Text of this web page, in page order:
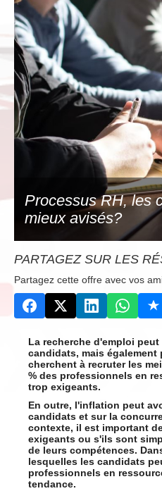
Processus RH, les
mieux avisés?
PARTAGEZ SUR LES
Partagez cette offre avec vos
La recherche d'emploi
candidats, mais
cherchent à recruter les
% des professionnels en
trop exigeants.
En outre, l'inflation peut
candidats et sur la
contexte, il est important
exigeants ou s'ils sont
de leurs compétences.
lesquelles les candidats
professionnels en
tendance.